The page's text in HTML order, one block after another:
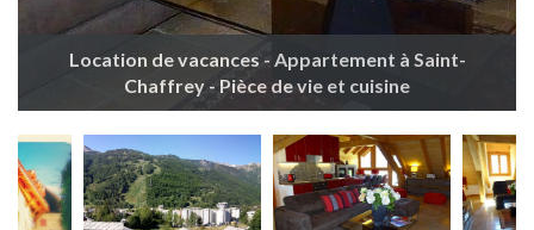
Location de vacances - Appartement à Saint-
Chaffrey - Pièce de vie et cuisine